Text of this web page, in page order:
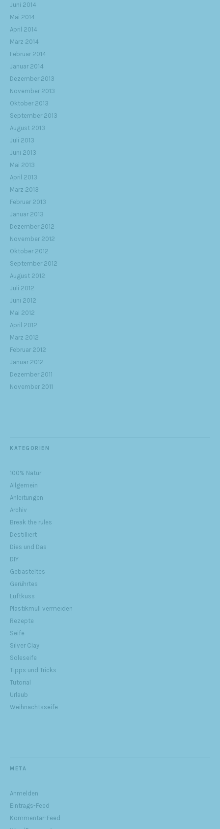
Juni 2014
Mai 2014
April 2014
März 2014
Februar 2014
Januar 2014
Dezember 2013
November 2013
Oktober 2013
September 2013
August 2013
Juli 2013
Juni 2013
Mai 2013
April 2013
März 2013
Februar 2013
Januar 2013
Dezember 2012
November 2012
Oktober 2012
September 2012
August 2012
Juli 2012
Juni 2012
Mai 2012
April 2012
März 2012
Februar 2012
Januar 2012
Dezember 2011
November 2011
KATEGORIEN
100% Natur
Allgemein
Anleitungen
Archiv
Break the rules
Destilliert
Dies und Das
DIY
Gebasteltes
Gerührtes
Luftkuss
Plastikmüll vermeiden
Rezepte
Seife
Silver Clay
Soleseife
Tipps und Tricks
Tutorial
Urlaub
Weihnachtsseife
META
Anmelden
Eintrags-Feed
Kommentar-Feed